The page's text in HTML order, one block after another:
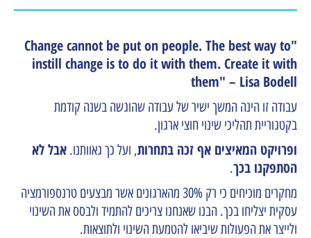
"Change cannot be put on people. The best way to
instill change is to do it with them. Create it with
them" – Lisa Bodell
עבודה זו הינה המשך ישיר של עבודה שהוגשה בשנה קודמת
בקטגוריית תהליכי שינוי חוצי ארגון.
ופרויקט המאיצים אף זכה בתחרות, ועל כך גאוותנו. אבל לא
הסתפקנו בכך.
מחקרים מוכיחים כי רק 30% מהארגונים אשר מבצעים טרנספורמציה
עסקית יצליחו בכך. הבנו שאנחנו צריכים להתמיד ולבסס את השינוי
ולייצר את הפעולות שיביאו להטמעת השינוי ולתוצאות.